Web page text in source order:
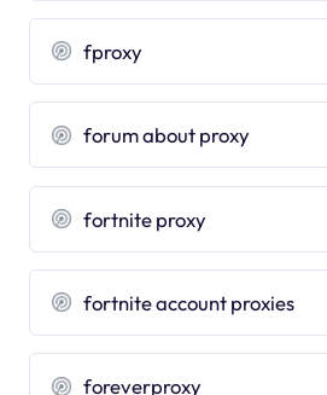
fproxy
forum about proxy
fortnite proxy
fortnite account proxies
foreverproxy